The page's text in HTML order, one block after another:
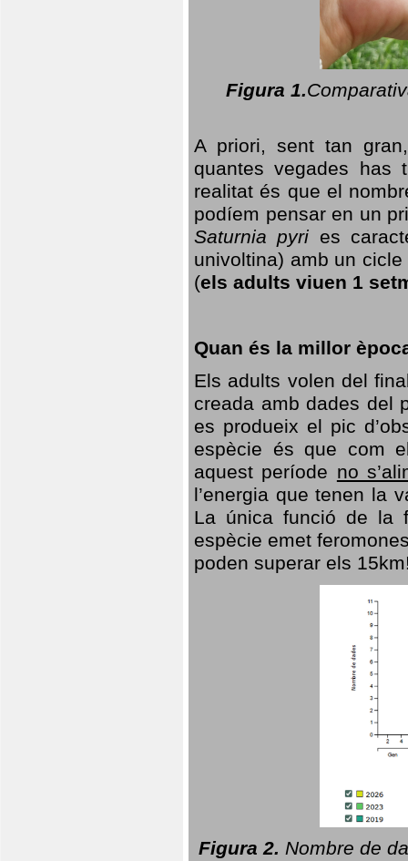
Figura 1.
A priori, sent tan
quantes vegades has
realitat és que el
podíem pensar en un
Saturnia pyri es
univoltina) amb un
(els adults viuen 1
Quan és la millor
Els adults volen del
creada amb dades del
es produeix el pic
espècie és que com
aquest període no
l’energia que tenen la
La única funció de la
espècie emet
poden superar els
Figura 2. Nombre de